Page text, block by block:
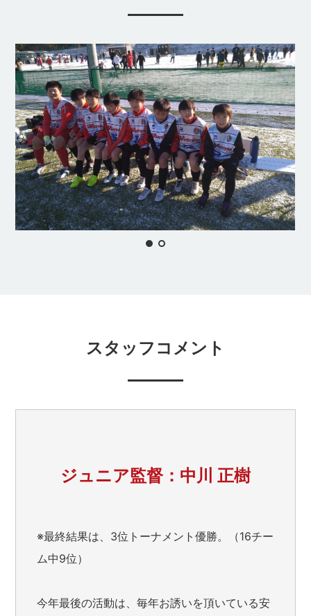
スタッフコメント
ジュニア監督：中川 正樹
※最終結果は、3位トーナメント優勝。（16チー
ム中9位）
今年最後の活動は、毎年お誘いを頂いている安